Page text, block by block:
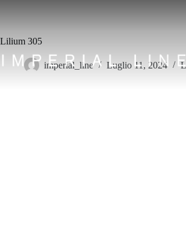
Lilium 305
imperial_line Luglio 11, 2024